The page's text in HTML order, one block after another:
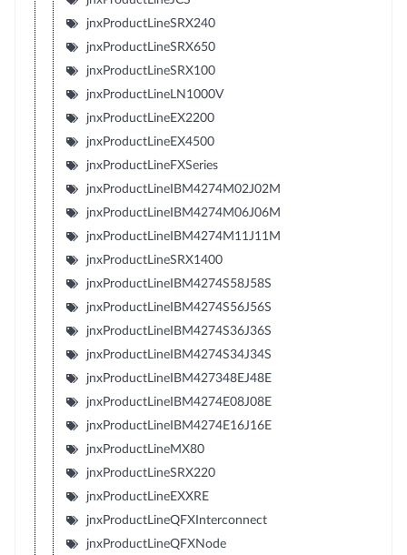
jnxProductLineSRX240
jnxProductLineSRX650
jnxProductLineSRX100
jnxProductLineLN1000V
jnxProductLineEX2200
jnxProductLineEX4500
jnxProductLineFXSeries
jnxProductLineIBM4274M02J02M
jnxProductLineIBM4274M06J06M
jnxProductLineIBM4274M11J11M
jnxProductLineSRX1400
jnxProductLineIBM4274S58J58S
jnxProductLineIBM4274S56J56S
jnxProductLineIBM4274S36J36S
jnxProductLineIBM4274S34J34S
jnxProductLineIBM427348EJ48E
jnxProductLineIBM4274E08J08E
jnxProductLineIBM4274E16J16E
jnxProductLineMX80
jnxProductLineSRX220
jnxProductLineEXXRE
jnxProductLineQFXInterconnect
jnxProductLineQFXNode